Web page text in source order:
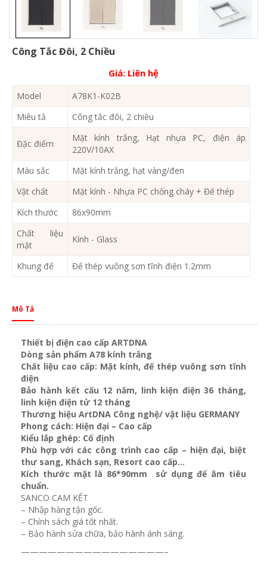
Công Tắc Đôi, 2 Chiều
Giá: Liên hệ
Model
A78K1-K02B
Miêu tả
Công tắc đôi, 2 chiều
Đặc điểm
Mặt kính trắng, Hạt nhựa PC, điện áp
220V/10AX
Màu sắc
Mặt kính trắng, hạt vàng/đen
Vật chất
Mặt kính - Nhựa PC chống cháy + Đế thép
Kích thước
86x90mm
Chất liệu
mặt
Kính - Glass
Khung đế Đế thép vuông sơn tĩnh điện 1.2mm
Mô Tả
Thiết bị điện cao cấp ARTDNA
Dòng sản phẩm A78 kính trắng
Chất liệu cao cấp: Mặt kính, đế thép vuông sơn tĩnh
điện
Bảo hành kết cấu 12 năm, linh kiện điện 36 tháng,
linh kiện điện tử 12 tháng
Thương hiệu ArtDNA Công nghệ/ vật liệu GERMANY
Phong cách: Hiện đại – Cao cấp
Kiểu lắp ghép: Cố định
Phù hợp với các công trình cao cấp – hiện đại, biệt
thư sang, Khách sạn, Resort cao cấp…
Kích thước mặt là 86*90mm sử dụng đế âm tiêu
chuẩn.
SANCO CAM KẾT
– Nhập hàng tận gốc.
– Chính sách giá tốt nhất.
– Bảo hành sửa chữa, bảo hành ánh sáng.
————————————————–